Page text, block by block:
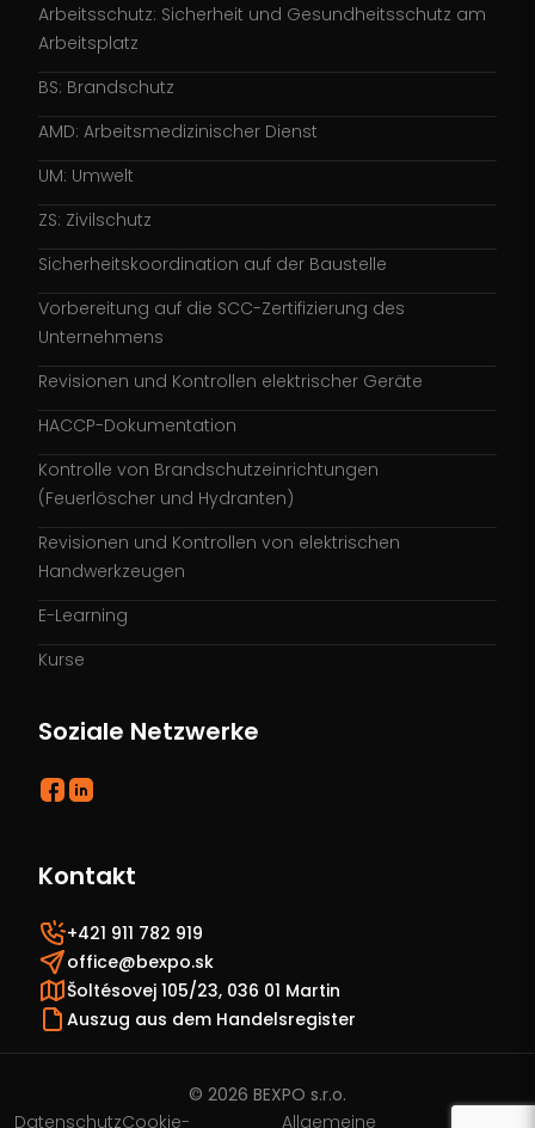
Arbeitsschutz: Sicherheit und Gesundheitsschutz am
Arbeitsplatz
BS: Brandschutz
AMD: Arbeitsmedizinischer Dienst
UM: Umwelt
ZS: Zivilschutz
Sicherheitskoordination auf der Baustelle
Vorbereitung auf die SCC-Zertifizierung des
Unternehmens
Revisionen und Kontrollen elektrischer Geräte
HACCP-Dokumentation
Kontrolle von Brandschutzeinrichtungen
(Feuerlöscher und Hydranten)
Revisionen und Kontrollen von elektrischen
Handwerkzeugen
E-Learning
Kurse
Soziale Netzwerke
Kontakt
+421 911 782 919
office@bexpo.sk
Šoltésovej 105/23, 036 01 Martin
Auszug aus dem Handelsregister
© 2026 BEXPO s.r.o.
DatenschutzCookie- Allgemeine